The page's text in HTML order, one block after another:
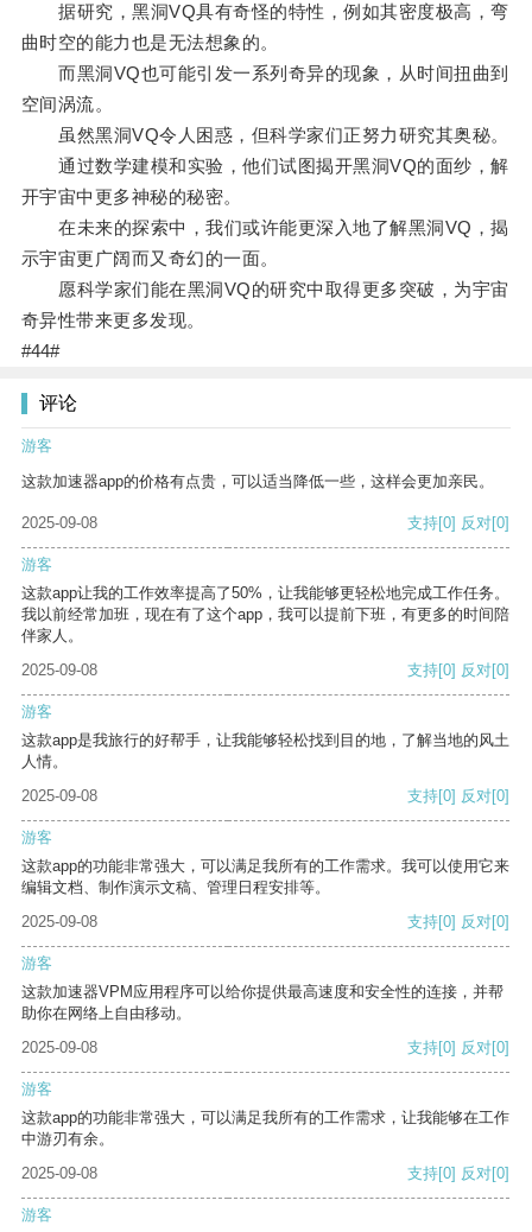
据研究，黑洞VQ具有奇怪的特性，例如其密度极高，弯
曲时空的能力也是无法想象的。
而黑洞VQ也可能引发一系列奇异的现象，从时间扭曲到
空间涡流。
虽然黑洞VQ令人困惑，但科学家们正努力研究其奥秘。
通过数学建模和实验，他们试图揭开黑洞VQ的面纱，解
开宇宙中更多神秘的秘密。
在未来的探索中，我们或许能更深入地了解黑洞VQ，揭
示宇宙更广阔而又奇幻的一面。
愿科学家们能在黑洞VQ的研究中取得更多突破，为宇宙
奇异性带来更多发现。
#44#
评论
游客
这款加速器app的价格有点贵，可以适当降低一些，这样会更加亲民。
2025-09-08 支持[0] 反对[0]
游客
这款app让我的工作效率提高了50%，让我能够更轻松地完成工作任务。
我以前经常加班，现在有了这个app，我可以提前下班，有更多的时间陪
伴家人。
2025-09-08
支持[0] 反对[0]
游客
这款app是我旅行的好帮手，让我能够轻松找到目的地，了解当地的风土
人情。
2025-09-08
支持[0] 反对[0]
游客
这款app的功能非常强大，可以满足我所有的工作需求。我可以使用它来
编辑文档、制作演示文稿、管理日程安排等。
2025-09-08
支持[0] 反对[0]
游客
这款加速器VPM应用程序可以给你提供最高速度和安全性的连接，并帮
助你在网络上自由移动。
2025-09-08
支持[0] 反对[0]
游客
这款app的功能非常强大，可以满足我所有的工作需求，让我能够在工作
中游刃有余。
2025-09-08
支持[0] 反对[0]
游客